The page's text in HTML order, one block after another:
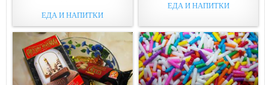
ЕДА И НАПИТКИ
ЕДА И НАПИТКИ